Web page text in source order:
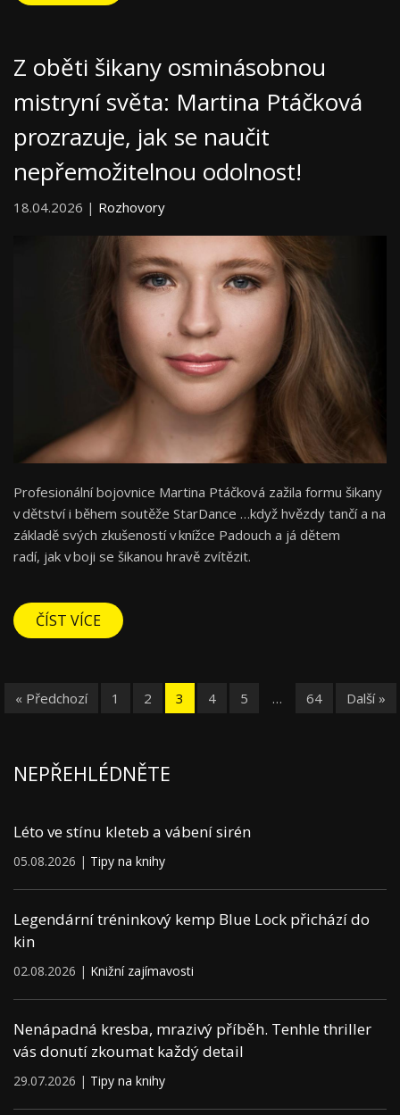
Z oběti šikany osminásobnou
mistryní světa: Martina Ptáčková
prozrazuje, jak se naučit
nepřemožitelnou odolnost!
18.04.2026 | Rozhovory
Profesionální bojovnice Martina Ptáčková zažila formu šikany
v dětství i během soutěže StarDance …když hvězdy tančí a na
základě svých zkušeností v knížce Padouch a já dětem
radí, jak v boji se šikanou hravě zvítězit.
ČÍST VÍCE
« Předchozí 1 2 3 4 5 … 64 Další »
NEPŘEHLÉDNĚTE
Léto ve stínu kleteb a vábení sirén
05.08.2026 | Tipy na knihy
Legendární tréninkový kemp Blue Lock přichází do
kin
02.08.2026 | Knižní zajímavosti
Nenápadná kresba, mrazivý příběh. Tenhle thriller
vás donutí zkoumat každý detail
29.07.2026 | Tipy na knihy